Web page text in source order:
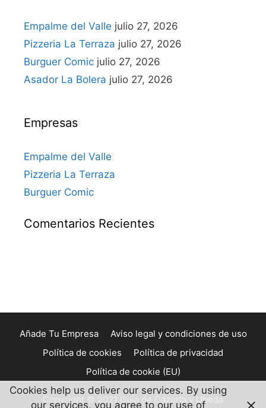
Empalme del Valle julio 27, 2026
Pizzeria La Terraza julio 27, 2026
Burguer Comic julio 27, 2026
Asador La Bolera julio 27, 2026
Empresas
Empalme del Valle
Pizzeria La Terraza
Burguer Comic
Comentarios Recientes
Añade Tu Empresa
Aviso legal y condiciones de uso
Política de cookies
Política de privacidad
Política de cookie (EU)
Copyright © 2021 Guia de Cazorla y Ubeda
Cookies help us deliver our services. By using
our services, you agree to our use of